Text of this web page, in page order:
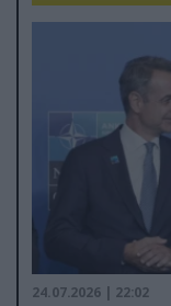
24.07.2026 | 22:02